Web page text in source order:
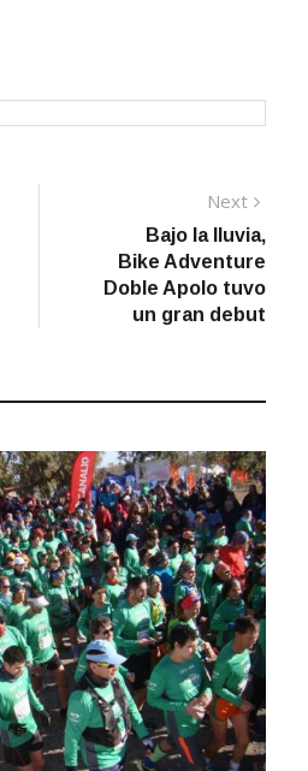
Bajo la lluvia,
Bike Adventure
Doble Apolo tuvo
un gran debut